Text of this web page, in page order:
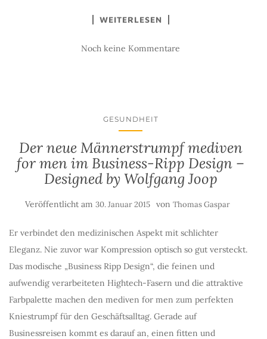
WEITERLESEN
Noch keine Kommentare
GESUNDHEIT
Der neue Männerstrumpf mediven
for men im Business-Ripp Design –
Designed by Wolfgang Joop
Veröffentlicht am 30. Januar 2015 von Thomas Gaspar
Er verbindet den medizinischen Aspekt mit schlichter
Eleganz. Nie zuvor war Kompression optisch so gut versteckt.
Das modische „Business Ripp Design“, die feinen und
aufwendig verarbeiteten Hightech-Fasern und die attraktive
Farbpalette machen den mediven for men zum perfekten
Kniestrumpf für den Geschäftsalltag. Gerade auf
Businessreisen kommt es darauf an, einen fitten und